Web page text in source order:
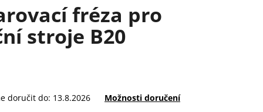
fréza pro
stroje B20
doručit do: 13.8.2026 Možnosti doručení